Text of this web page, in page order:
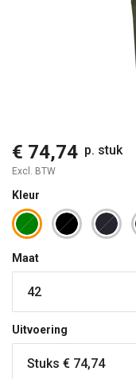
€ 74,74 p. stuk
Excl. BTW
Kleur
Maat
Uitvoering